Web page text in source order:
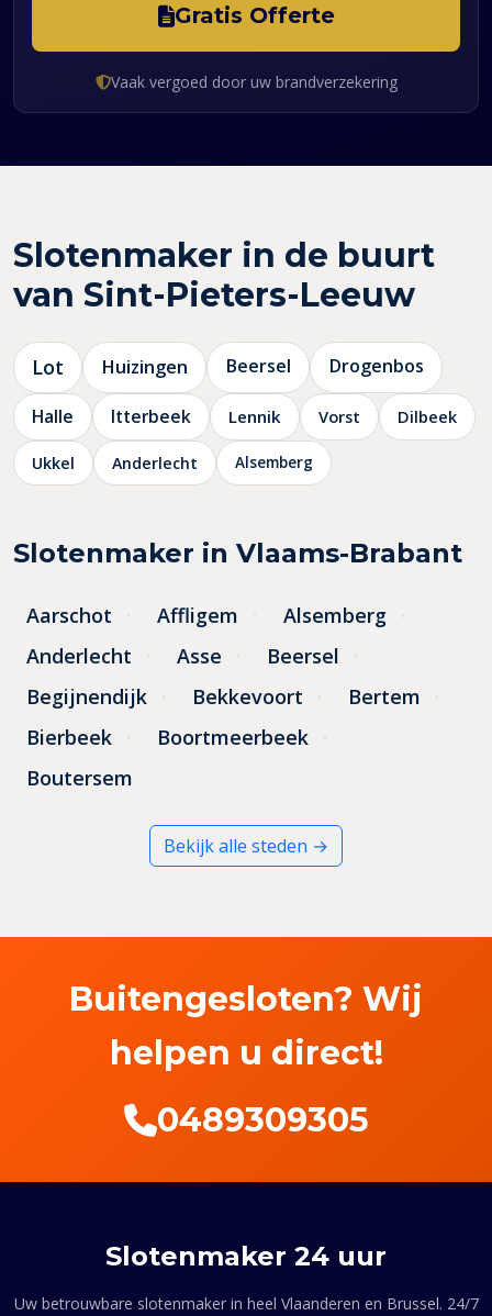
Gratis Offerte
Vaak vergoed door uw brandverzekering
Slotenmaker in de buurt
van Sint-Pieters-Leeuw
Lot Huizingen Beersel Drogenbos
Halle Itterbeek Lennik Vorst Dilbeek
Ukkel Anderlecht Alsemberg
Slotenmaker in Vlaams-Brabant
Aarschot Affligem
Alsemberg
Anderlecht
Asse
Beersel
Begijnendijk
Bekkevoort
Bertem
Bierbeek
Boortmeerbeek
Boutersem
Bekijk alle steden →
Buitengesloten? Wij
helpen u direct!
0489309305
Slotenmaker 24 uur
Uw betrouwbare slotenmaker in heel Vlaanderen en Brussel. 24/7